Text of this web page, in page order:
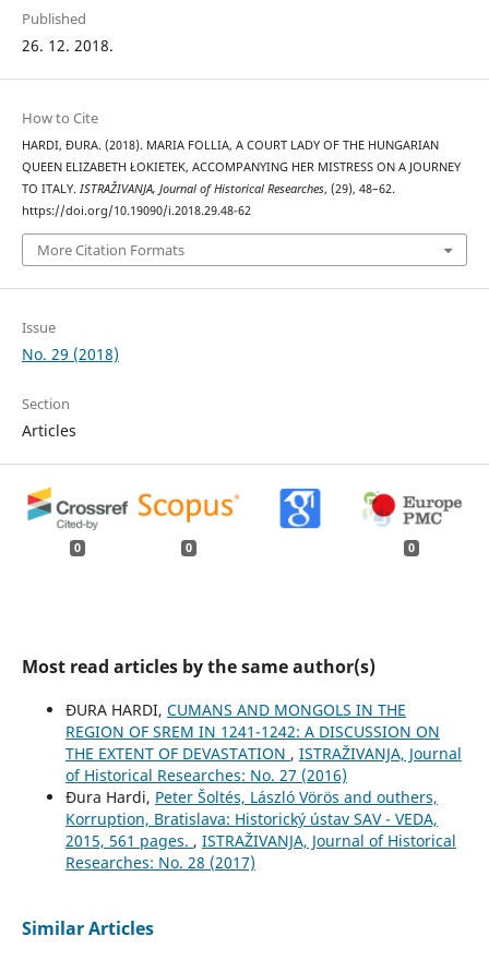
Published
26. 12. 2018.
How to Cite
HARDI, ĐURA. (2018). MARIA FOLLIA, A COURT LADY OF THE HUNGARIAN
QUEEN ELIZABETH ŁOKIETEK, ACCOMPANYING HER MISTRESS ON A JOURNEY
TO ITALY. ISTRAŽIVANJA, Јournal of Historical Researches, (29), 48–62.
https://doi.org/10.19090/i.2018.29.48-62
More Citation Formats
Issue
No. 29 (2018)
Section
Articles
0 0 0
Most read articles by the same author(s)
ĐURA HARDI, CUMANS AND MONGOLS IN THE
REGION OF SREM IN 1241-1242: A DISCUSSION ON
THE EXTENT OF DEVASTATION , ISTRAŽIVANJA, Јournal
of Historical Researches: No. 27 (2016)
Đura Hardi, Peter Šoltés, László Vörös and outhers,
Korruption, Bratislava: Historický ústav SAV - VEDA,
2015, 561 pages. , ISTRAŽIVANJA, Јournal of Historical
Researches: No. 28 (2017)
Similar Articles